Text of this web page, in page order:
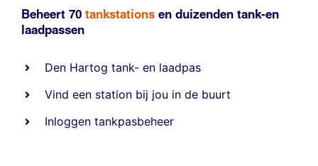
Beheert 70 tankstations en duizenden tank-en
laadpassen
Den Hartog tank- en laadpas
Vind een station bij jou in de buurt
Inloggen tankpasbeheer